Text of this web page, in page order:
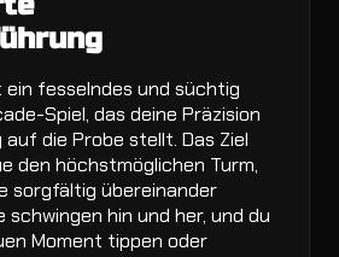
ein fesselndes und süchtig
Spiel, das deine Präzision
auf die Probe stellt. Das Ziel
den höchstmöglichen Turm,
sorgfältig übereinander
hin und her, und du
Moment tippen oder